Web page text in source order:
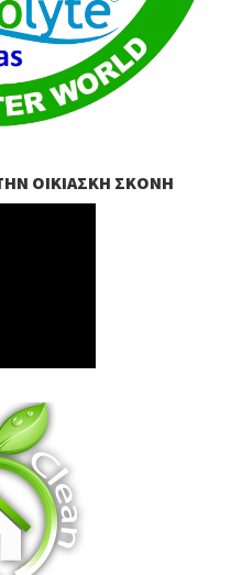
ΟΙΚΙΑΣΚΉ ΣΚΌΝΗ